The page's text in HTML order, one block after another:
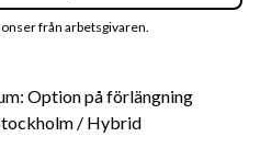
Option på förlängning
/ Hybrid
från arbetsgivaren.